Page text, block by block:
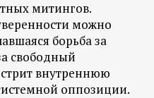
митингов.
можно
борьба за
свободный
внутреннюю
оппозиции.